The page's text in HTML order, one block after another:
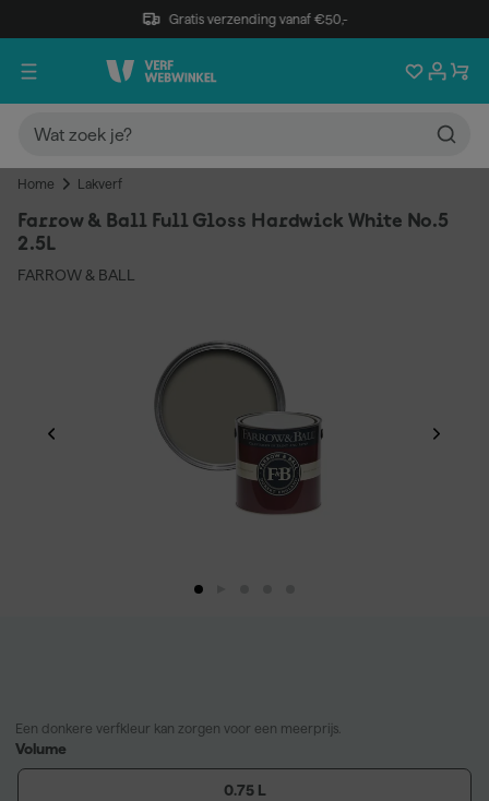
Gratis verzending vanaf €50,-
Home Lakverf
Farrow & Ball Full Gloss Hardwick White No.5
2.5L
FARROW & BALL
Een donkere verfkleur kan zorgen voor een meerprijs.
Volume
0.75 L